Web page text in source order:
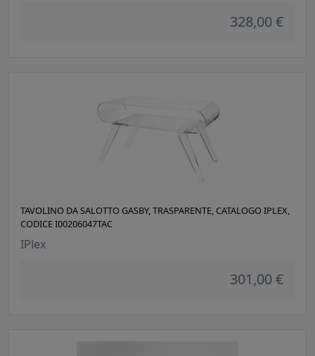
328,00 €
TAVOLINO DA SALOTTO GASBY, TRASPARENTE, CATALOGO IPLEX,
CODICE I00206047TAC
IPlex
301,00 €